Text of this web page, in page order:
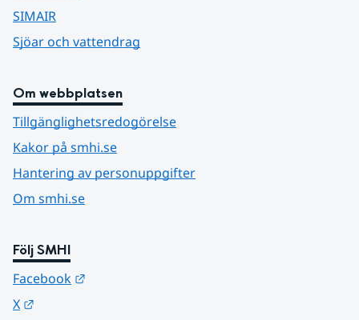
SIMAIR
Sjöar och vattendrag
Om webbplatsen
Tillgänglighetsredogörelse
Kakor på smhi.se
Hantering av personuppgifter
Om smhi.se
Följ SMHI
Facebook
X